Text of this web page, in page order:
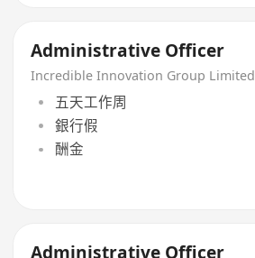
Administrative Officer
Incredible Innovation Group Limited
五天工作周
銀行假
酬金
Administrative Officer